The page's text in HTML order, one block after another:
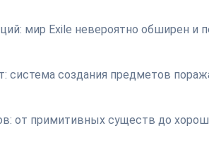
мир Exile невероятно обширен и
система создания предметов
от примитивных существ до